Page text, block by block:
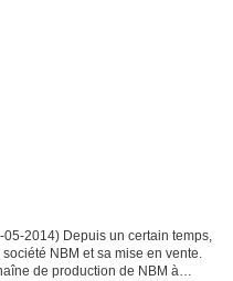
2014) Depuis un certain temps,
NBM et sa mise en vente.
de production de NBM à